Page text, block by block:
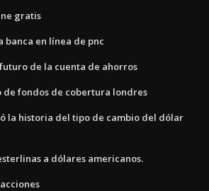
gratis
en línea de pnc
de la cuenta de ahorros
de fondos de cobertura londres
la historia del tipo de cambio del dólar
a dólares americanos.